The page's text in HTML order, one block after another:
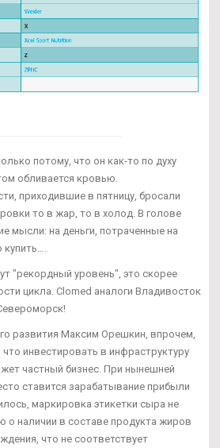
потому, что он как-то по духу
обливается кровью.
приходившие в пятницу, бросали
то в жар, то в холод. В голове
мысли: на деньги, потраченные на
"рекордный уровень", это скорее
цикла. Clomed аналоги Владивосток
развития Максим Орешкин, впрочем,
инвестировать в инфраструктуру
частный бизнес. При нынешней
ставится зарабатывание прибыли
маркировка этикетки сыра не
наличии в составе продукта жиров
что не соответствует